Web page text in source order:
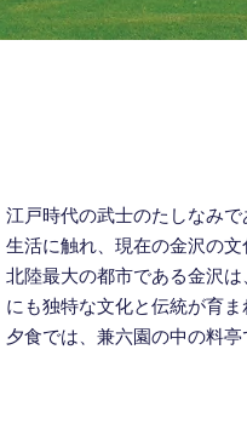
江戸時代の武士のたしなみ
生活に触れ、現在の金沢の
北陸最大の都市である金沢
にも独特な文化と伝統が育
夕食では、兼六園の中の料